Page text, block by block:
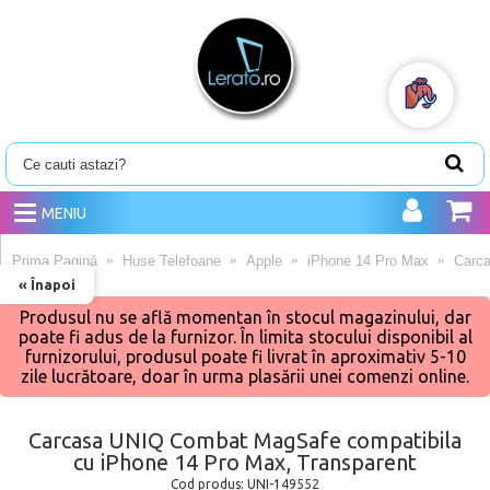
MENIU
« Înapoi
Prima Pagină Huse Telefoane Apple iPhone 14 Pro Max
Produsul nu se află momentan în stocul magazinului, dar
poate fi adus de la furnizor. În limita stocului disponibil al
furnizorului, produsul poate fi livrat în aproximativ 5-10
zile lucrătoare, doar în urma plasării unei comenzi online.
Carcasa UNIQ Combat MagSafe compatibila
cu iPhone 14 Pro Max, Transparent
Cod produs: UNI-149552